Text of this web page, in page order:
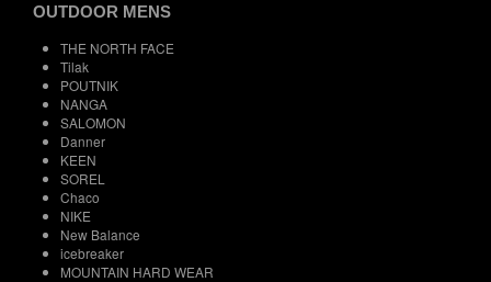
OUTDOOR MENS
THE NORTH FACE
Tilak
POUTNIK
NANGA
SALOMON
Danner
KEEN
SOREL
Chaco
NIKE
New Balance
icebreaker
MOUNTAIN HARD WEAR